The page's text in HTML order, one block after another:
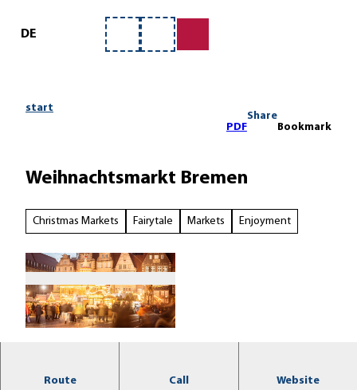
DE
Bookmark
Search
start
PDF
Share
Bookmark
Weihnachtsmarkt Bremen
Christmas Markets Fairytale Markets Enjoyment
Route Call Website
In der Adventszeit verwandelt der Bremer